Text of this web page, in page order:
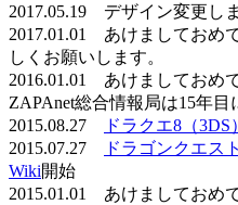
2017.05.19 デザイン変更し
2017.01.01 あけましておめ
しくお願いします。
2016.01.01 あけましておめ
ZAPAnet総合情報局は15年目
2015.08.27
ドラクエ8（3DS
2015.07.27
ドラゴンクエス
Wiki開始
2015.01.01 あけましておめ